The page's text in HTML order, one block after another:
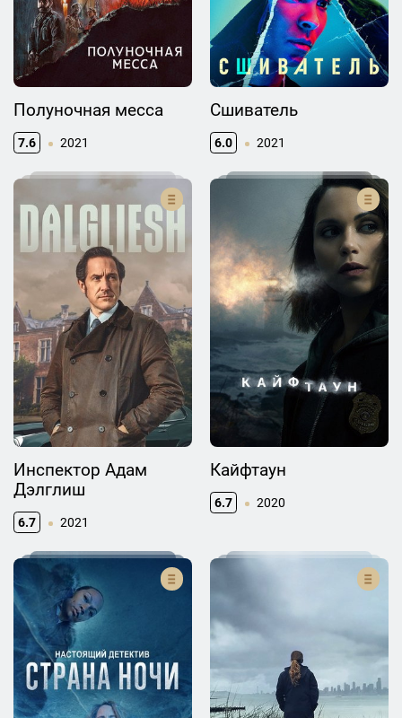
Полуночная месса
7.6 2021
Сшиватель
6.0 2021
Инспектор Адам
Дэлглиш
6.7 2021
Кайфтаун
6.7 2020